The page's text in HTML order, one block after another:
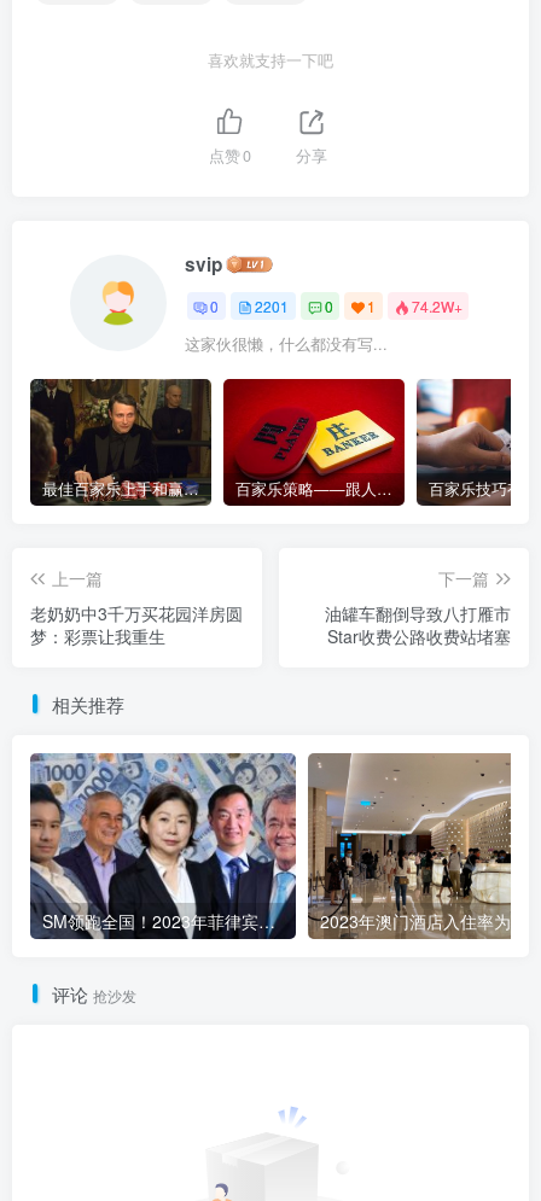
喜欢就支持一下吧
点赞0 分享
svip
0 2201 0 1 74.2W+
这家伙很懒，什么都没有写...
最佳百家乐上手和赢钱指南 – 终极版 百家乐策略——跟人胜过跟路
上一篇
老奶奶中3千万买花园洋房圆
梦：彩票让我重生
下一篇
油罐车翻倒导致八打雁市
Star收费公路收费站堵塞
相关推荐
SM领跑全国！2023年菲律宾商业巨头稳健发展 2023年澳门酒店入住率为
评论 抢沙发